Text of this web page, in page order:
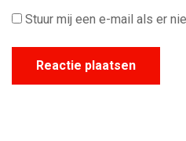
Stuur mij een e-mail als er